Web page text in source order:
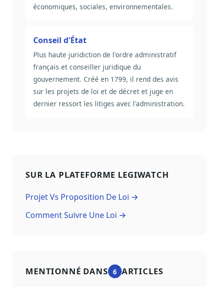
économiques, sociales, environnementales.
Conseil d'État
Plus haute juridiction de l'ordre administratif
français et conseiller juridique du
gouvernement. Créé en 1799, il rend des avis
sur les projets de loi et de décret et juge en
dernier ressort les litiges avec l'administration.
SUR LA PLATEFORME LEGIWATCH
Projet Vs Proposition De Loi →
Comment Suivre Une Loi →
MENTIONNÉ DANS 6 ARTICLES